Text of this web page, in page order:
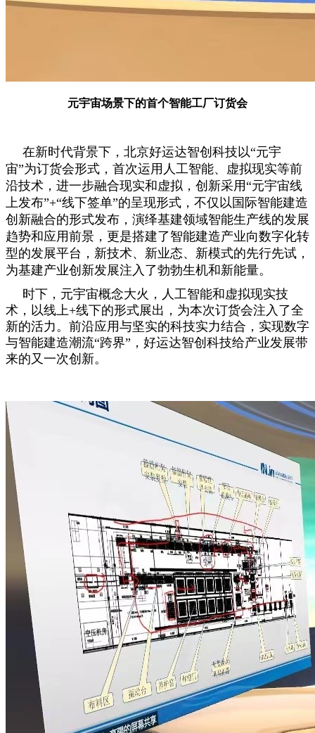
元宇宙场景下的首个智能工厂订货会
在新时代背景下，北京好运达智创科技以“元宇
宙”为订货会形式，首次运用人工智能、虚拟现实等前
沿技术，进一步融合现实和虚拟，创新采用“元宇宙线
上发布”+“线下签单”的呈现形式，不仅以国际智能建造
创新融合的形式发布，演绎基建领域智能生产线的发展
趋势和应用前景，更是搭建了智能建造产业向数字化转
型的发展平台，新技术、新业态、新模式的先行先试，
为基建产业创新发展注入了勃勃生机和新能量。
时下，元宇宙概念大火，人工智能和虚拟现实技
术，以线上+线下的形式展出，为本次订货会注入了全
新的活力。前沿应用与坚实的科技实力结合，实现数字
与智能建造潮流“跨界”，好运达智创科技给产业发展带
来的又一次创新。